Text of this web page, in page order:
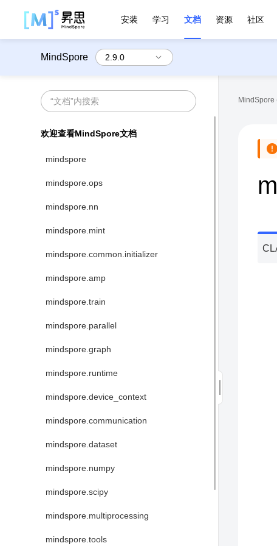
安装 学习 文档 资源 社区
MindSpore
欢迎查看MindSpore文档
mindspore
mindspore.ops
mindspore.nn
mindspore.mint
mindspore.common.initializer
mindspore.amp
mindspore.train
mindspore.parallel
mindspore.graph
mindspore.runtime
mindspore.device_context
mindspore.communication
mindspore.dataset
mindspore.numpy
mindspore.scipy
mindspore.multiprocessing
mindspore.tools
MindSpore